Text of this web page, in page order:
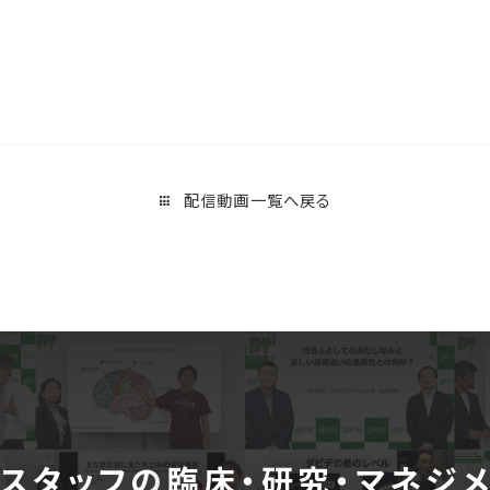
配信動画一覧へ戻る
タッフの臨床・研究・マネジ